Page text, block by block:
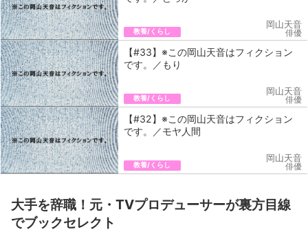
教養/くらし
岡山天音
俳優
【#33】※この岡山天音はフィクション
です。／もり
教養/くらし
岡山天音
俳優
【#32】※この岡山天音はフィクション
です。／モヤ人間
教養/くらし
岡山天音
俳優
大手を辞職！元・TVプロデューサーが裏方目線
でブックセレクト